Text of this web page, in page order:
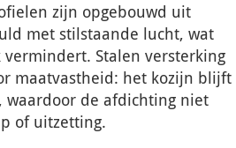
zijn opgebouwd uit
met stilstaande lucht, wat
Stalen versterking
maatvastheid: het kozijn blijft
waardoor de afdichting niet
of uitzetting.